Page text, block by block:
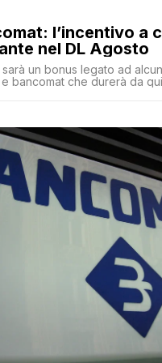
l’incentivo a
nel DL Agosto
un bonus legato ad
bancomat che durerà da